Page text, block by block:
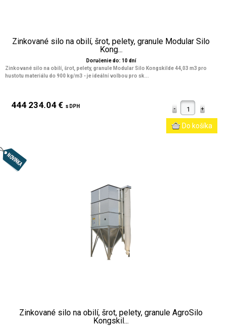
Zinkované silo na obilí, šrot, pelety, granule Modular Silo
Kong...
Doručenie do: 10 dní
Zinkované silo na obilí, šrot, pelety, granule Modular Silo Kongskilde 44,03 m3 pro
hustotu materiálu do 900 kg/m3 - je ideální volbou pro sk...
444 234.04 € s DPH
Zinkované silo na obilí, šrot, pelety, granule AgroSilo
Kongskil...